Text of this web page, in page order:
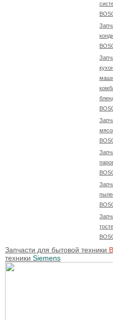
Запчасти для бытовой техники
техники Siemens